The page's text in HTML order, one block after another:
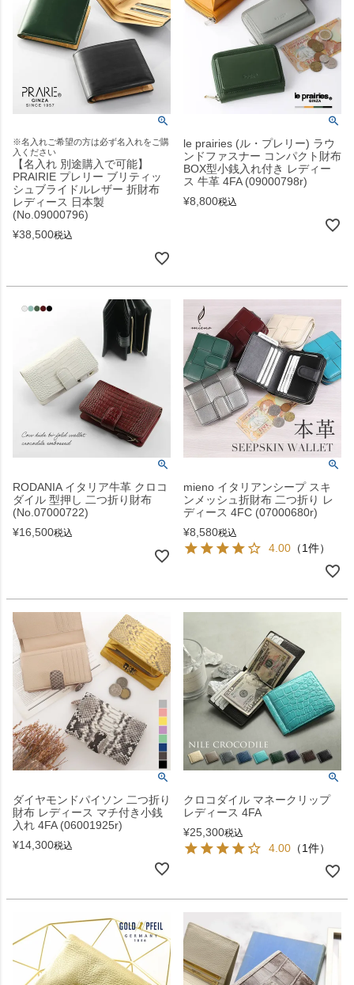
※名入れご希望の方は必ず名入れをご購
入ください
【名入れ 別途購入で可能】
PRAIRIE プレリー ブリティッ
シュブライドルレザー 折財布
レディース 日本製
(No.09000796)
¥38,500税込
le prairies (ル・プレリー) ラウ
ンドファスナー コンパクト財布
BOX型小銭入れ付き レディー
ス 牛革 4FA (09000798r)
¥8,800税込
RODANIA イタリア牛革 クロコ
ダイル 型押し 二つ折り財布
(No.07000722)
¥16,500税込
mieno イタリアンシープ スキ
ンメッシュ折財布 二つ折り レ
ディース 4FC (07000680r)
¥8,580税込
4.00 （1件）
ダイヤモンドパイソン 二つ折り
財布 レディース マチ付き小銭
入れ 4FA (06001925r)
¥14,300税込
クロコダイル マネークリップ
レディース 4FA
¥25,300税込
4.00 （1件）